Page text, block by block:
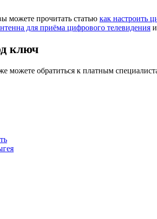
можете прочитать статью как настроить
для приёма цифрового телевидения и
ключ
обратиться к платным